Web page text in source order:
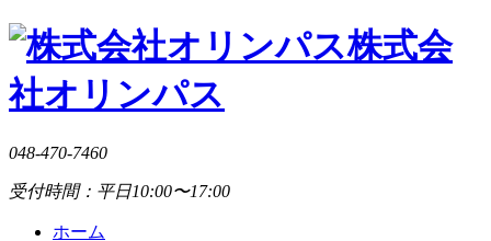
株式会
社オリンパス
048-470-7460
受付時間：平日10:00〜17:00
ホーム